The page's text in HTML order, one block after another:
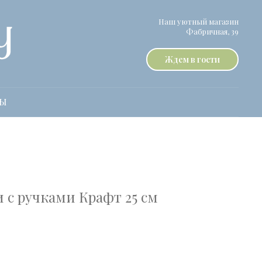
Наш уютный магазин
Фабричная, 39
Ждем в гости
ручками Крафт 25 см